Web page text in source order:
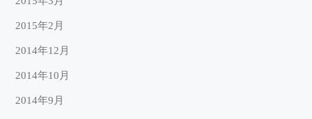
2015年2月
2014年12月
2014年10月
2014年9月